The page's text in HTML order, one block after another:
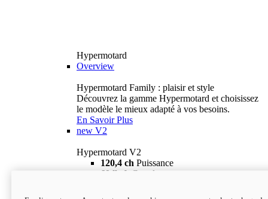
Hypermotard
Overview
Hypermotard Family : plaisir et style
Découvrez la gamme Hypermotard et choisissez
le modèle le mieux adapté à vos besoins.
En Savoir Plus
new V2
Hypermotard V2
120,4 ch Puissance
69 lb-ft
Couple
18 895 $